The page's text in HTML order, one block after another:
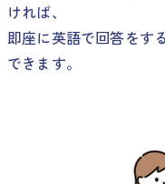
ければ、
即座に英語で回答をす
できます。